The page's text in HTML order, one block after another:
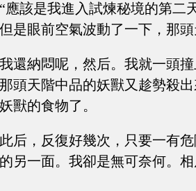
“應該是我進入試煉秘境的第二
是眼前空氣波動了一下，那
我還納悶呢，然后。我就一頭
頭天階中品的妖獸又趁勢殺
獸的食物了。
此后，反復好幾次，只要一有
另一面。我卻是無可奈何。